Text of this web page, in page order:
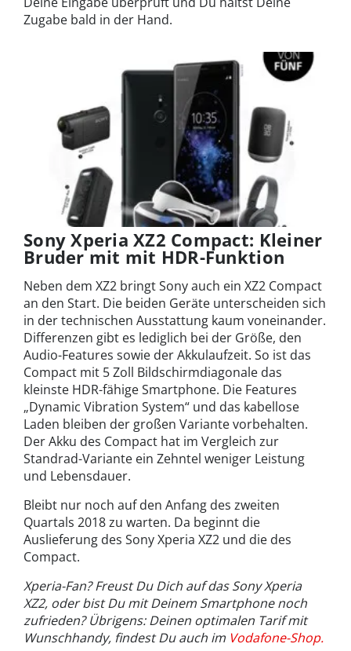
Zugabe bald in der Hand.
Sony Xperia XZ2 Compact: Kleiner
Bruder mit mit HDR-Funktion
Neben dem XZ2 bringt Sony auch ein XZ2 Compact
an den Start. Die beiden Geräte unterscheiden sich
in der technischen Ausstattung kaum voneinander.
Differenzen gibt es lediglich bei der Größe, den
Audio-Features sowie der Akkulaufzeit. So ist das
Compact mit 5 Zoll Bildschirmdiagonale das
kleinste HDR-fähige Smartphone. Die Features
„Dynamic Vibration System“ und das kabellose
Laden bleiben der großen Variante vorbehalten.
Der Akku des Compact hat im Vergleich zur
Standrad-Variante ein Zehntel weniger Leistung
und Lebensdauer.
Bleibt nur noch auf den Anfang des zweiten
Quartals 2018 zu warten. Da beginnt die
Auslieferung des Sony Xperia XZ2 und die des
Compact.
Xperia-Fan? Freust Du Dich auf das Sony Xperia
XZ2, oder bist Du mit Deinem Smartphone noch
zufrieden? Übrigens: Deinen optimalen Tarif mit
Wunschhandy, findest Du auch im Vodafone-Shop.